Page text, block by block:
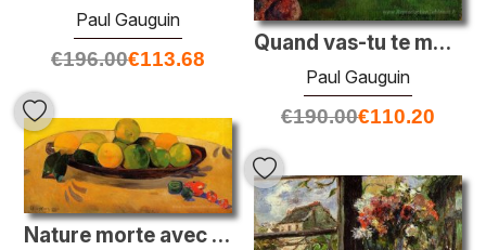
Paul Gauguin
€196.00€113.68
Quand vas-tu te marier?
Paul Gauguin
€190.00€110.20
Nature morte avec les oranges tahitiennes